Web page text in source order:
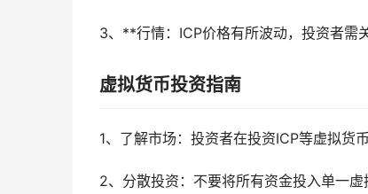
3、**行情：ICP价格有所波动，投资者需
虚拟货币投资指南
1、了解市场：投资者在投资ICP等虚拟货
2、分散投资：不要将所有资金投入单一虚